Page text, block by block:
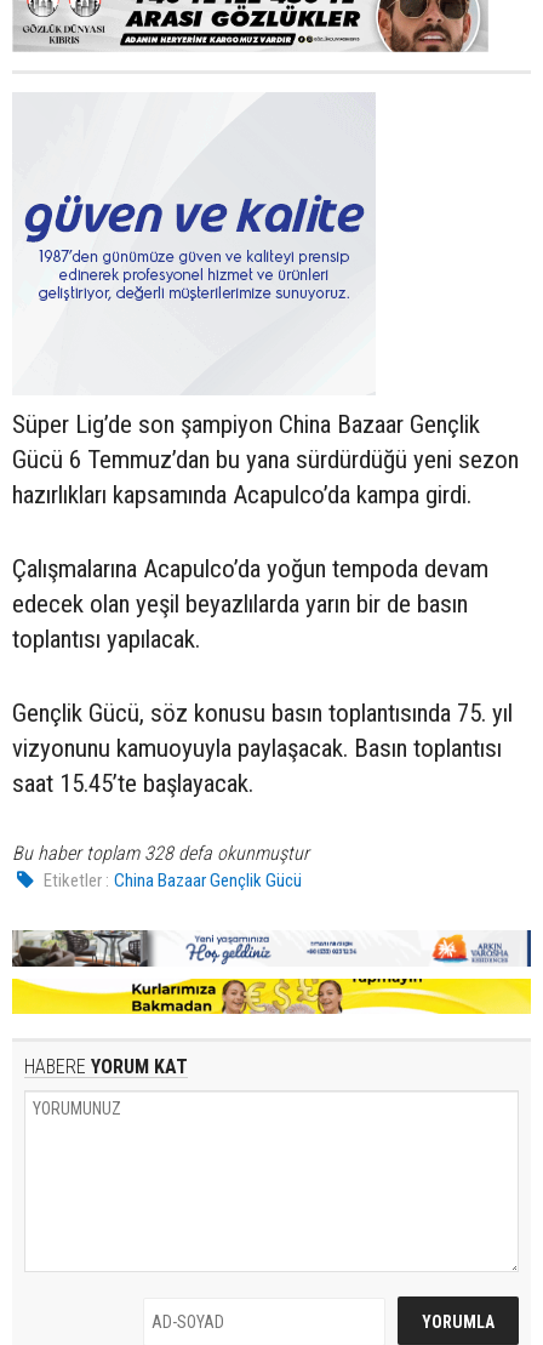
Süper Lig’de son şampiyon China Bazaar Gençlik
Gücü 6 Temmuz’dan bu yana sürdürdüğü yeni sezon
hazırlıkları kapsamında Acapulco’da kampa girdi.
Çalışmalarına Acapulco’da yoğun tempoda devam
edecek olan yeşil beyazlılarda yarın bir de basın
toplantısı yapılacak.
Gençlik Gücü, söz konusu basın toplantısında 75. yıl
vizyonunu kamuoyuyla paylaşacak. Basın toplantısı
saat 15.45’te başlayacak.
Bu haber toplam 328 defa okunmuştur
Etiketler : China Bazaar Gençlik Gücü
HABERE YORUM KAT